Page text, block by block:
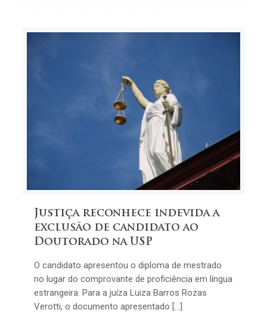
Justiça reconhece indevida a
exclusão de candidato ao
Doutorado na USP
O candidato apresentou o diploma de mestrado
no lugar do comprovante de proficiência em língua
estrangeira. Para a juíza Luiza Barros Rozas
Verotti, o documento apresentado […]